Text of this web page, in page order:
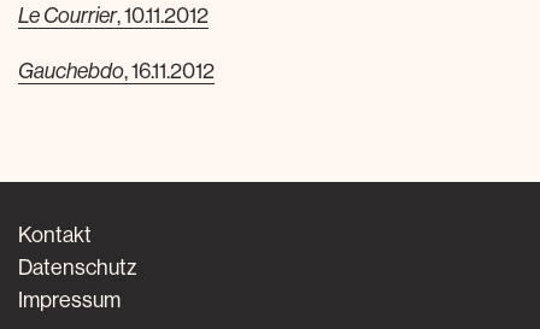
Le Courrier, 10.11.2012
Gauchebdo, 16.11.2012
Kontakt
Datenschutz
Impressum